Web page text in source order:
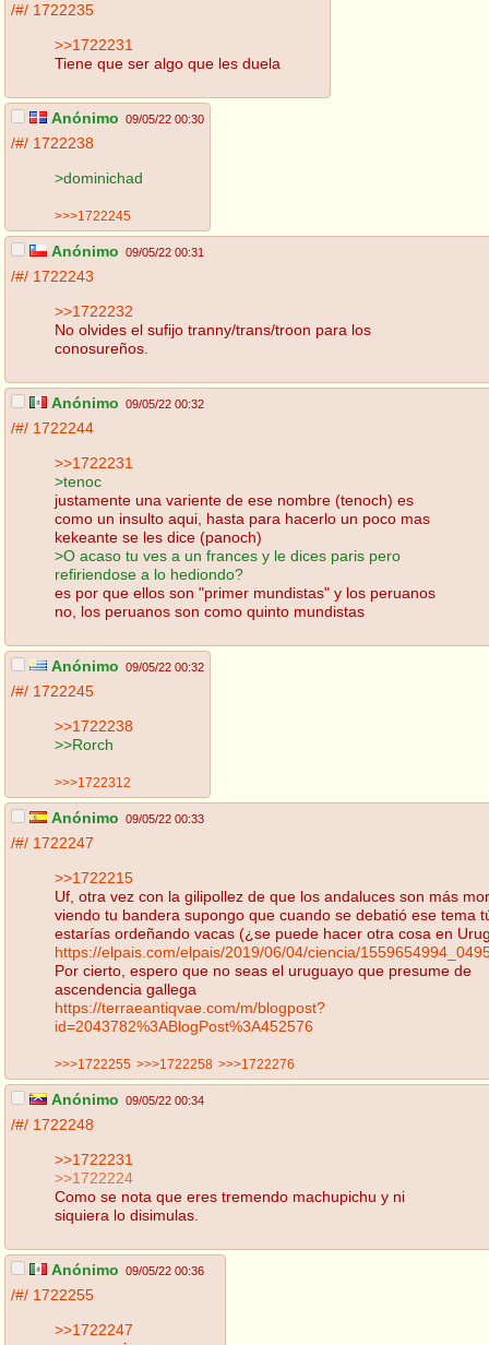
/#/ 1722235
>>1722231
Tiene que ser algo que les duela
Anónimo 09/05/22 00:30
/#/ 1722238
>dominichad
>>>1722245
Anónimo 09/05/22 00:31
/#/ 1722243
>>1722232
No olvides el sufijo tranny/trans/troon para los
conosureños.
Anónimo 09/05/22 00:32
/#/ 1722244
>>1722231
>tenoc
justamente una variente de ese nombre (tenoch) es
como un insulto aqui, hasta para hacerlo un poco mas
kekeante se les dice (panoch)
>O acaso tu ves a un frances y le dices paris pero
refiriendose a lo hediondo?
es por que ellos son "primer mundistas" y los peruanos
no, los peruanos son como quinto mundistas
Anónimo 09/05/22 00:32
/#/ 1722245
>>1722238
>>Rorch
>>>1722312
Anónimo 09/05/22 00:33
/#/ 1722247
>>1722215
Uf, otra vez con la gilipollez de que los andaluces son más
viendo tu bandera supongo que cuando se debatió ese tema
estarías ordeñando vacas (¿se puede hacer otra cosa en
https://elpais.com/elpais/2019/06/04/ciencia/
Por cierto, espero que no seas el uruguayo que presume de
ascendencia gallega
https://terraeantiqvae.com/m/blogpost?
id=2043782%3ABlogPost%3A452576
>>>1722255 >>>1722258 >>>1722276
Anónimo 09/05/22 00:34
/#/ 1722248
>>1722231
>>1722224
Como se nota que eres tremendo machupichu y ni
siquiera lo disimulas.
Anónimo 09/05/22 00:36
/#/ 1722255
>>1722247